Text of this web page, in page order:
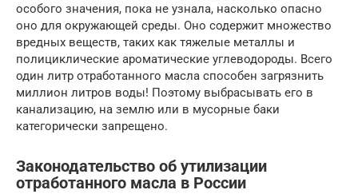
особого значения, пока не узнала, насколько опасно
оно для окружающей среды. Оно содержит множество
вредных веществ, таких как тяжелые металлы и
полициклические ароматические углеводороды. Всего
один литр отработанного масла способен загрязнить
миллион литров воды! Поэтому выбрасывать его в
канализацию, на землю или в мусорные баки
категорически запрещено.
Законодательство об утилизации
отработанного масла в России